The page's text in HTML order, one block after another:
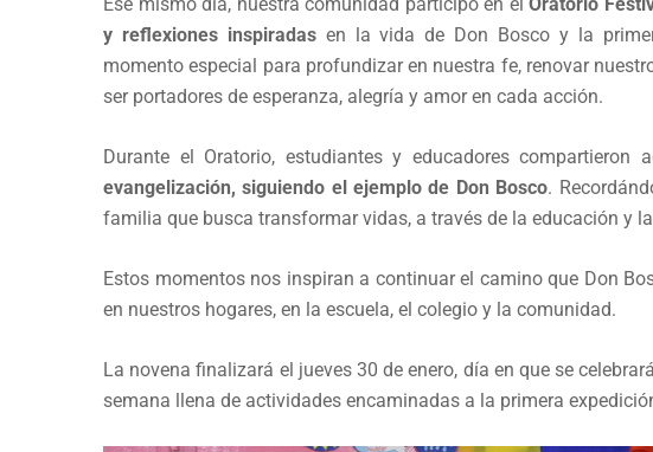
y reflexiones inspiradasen la vida de Don Bosco y la
momento especial para profundizar en nuestra fe, renovar
ser portadores de esperanza, alegría y amor en cada acción.
Durante el Oratorio, estudiantes y educadores compartieron
evangelización, siguiendo el ejemplo de Don Bosco.
familia que busca transformar vidas, a través de la educación y
Estos momentos nos inspiran a continuar el camino que Don
en nuestros hogares, en la escuela, el colegio y la comunidad.
La novena finalizará el jueves 30 de enero, día en que se
semana llena de actividades encaminadas a la primera